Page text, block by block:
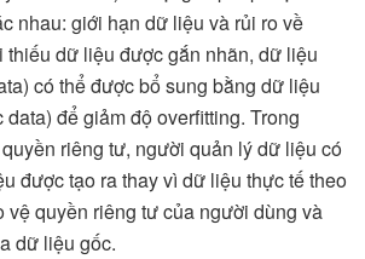
nhau: giới hạn dữ liệu và rủi ro về
thiếu dữ liệu được gắn nhãn, dữ liệu
có thể được bổ sung bằng dữ liệu
để giảm độ overfitting. Trong
riêng tư, người quản lý dữ liệu có
được tạo ra thay vì dữ liệu thực tế theo
vệ quyền riêng tư của người dùng và
dữ liệu gốc.